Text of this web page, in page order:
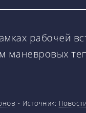
рабочей
маневровых
• Источник: